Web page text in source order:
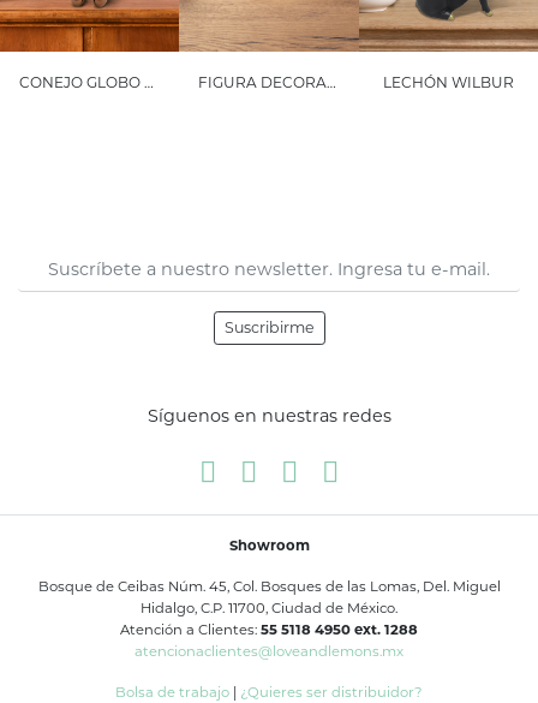
CONEJO GLOBO FELIX FIGURA DECORATIVA CROSS LECHÓN WILBUR
Suscribirme
Síguenos en nuestras redes
Showroom
Bosque de Ceibas Núm. 45, Col. Bosques de las Lomas, Del. Miguel
Hidalgo, C.P. 11700, Ciudad de México.
Atención a Clientes: 55 5118 4950 ext. 1288
atencionaclientes@loveandlemons.mx
Bolsa de trabajo ¿Quieres ser distribuidor?